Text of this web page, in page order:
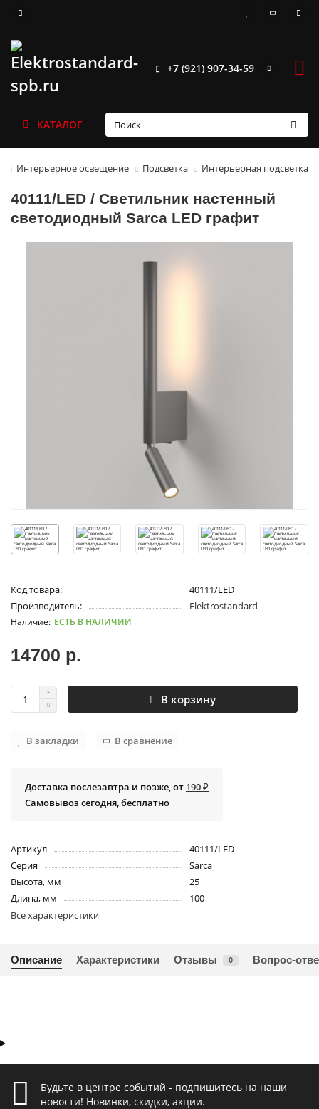
+7 (921) 907-34-59
КАТАЛОГ
Интерьерное освещение Подсветка Интерьерная подсветка
40111/LED / Светильник настенный
светодиодный Sarca LED графит
Код товара:
40111/LED
Производитель:
Elektrostandard
ЕСТЬ В НАЛИЧИИ
14700 р.
В корзину
В закладки В сравнение
Доставка послезавтра и позже, от 190 ₽
Самовывоз сегодня, бесплатно
Артикул
40111/LED
Серия
Sarca
Высота, мм
25
Длина, мм
100
Все характеристики
Описание Характеристики Отзывы 0 Вопрос-
Будьте в центре событий - подпишитесь на наши
новости! Новинки, скидки, акции.